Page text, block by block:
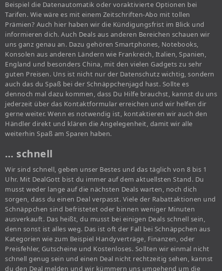
Beispiel die Datenautomatik oder voraktivierte Optionen bei
Tarifen. Wie wäre es mit einem Zeitschriften-Abo mit tollen
Prämien? Auch hier haben wir die Kündigungsfrist im Blick und
informieren dich. Auch Deals aus anderen Bereichen schauen wir
uns ganz genau an. Dazu gehören Smartphones, Notebooks,
Konsolen aus anderen Ländern wie Frankreich, Italien, Spanien,
England und besonders China, mit den vielen Gadgets zu sehr
guten Preisen. Uns ist nicht nur der Datenschutz wichtig, sondern
auch das du Spaß bei der Schnäppchenjagd hast. Sollte es
dennoch mal dazu kommen, dass Du Hilfe brauchst, kannst du uns
jederzeit über das Kontaktformular erreichen und wir helfen dir
gerne weiter. Wenn es notwendig ist, kontaktieren wir auch den
Händler direkt und klären die Angelegenheit, damit wir alle
weiterhin Spaß am Sparen haben.
… schnell
Wir sind schnell, geben unser Bestes und das täglich von 8 bis 1
Uhr. Mit DealGott bist du immer auf dem aktuellsten Stand. Du
musst weder lange auf die nächsten Deals warten, noch dich
sorgen, dass du einen Deal verpasst. Viele der Rabattaktionen und
Schnäppchen sind befristetet oder binnen weniger Minuten
ausverkauft. Das heißt, du musst bei einigen Deals schnell sein,
denn sonst ist alles weg. Das ist oft der Fall bei Schnäppchen aus
Kategorien wie zum Beispiel Handyverträge, Finanzen, oder
Preisfehler, Gutscheine und Kostenloses. Sollten wir einmal nicht
schnell genug sein und einen Deal nicht rechtzeitig sehen, kannst
du den Deal melden und wir kümmern uns umgehend um die